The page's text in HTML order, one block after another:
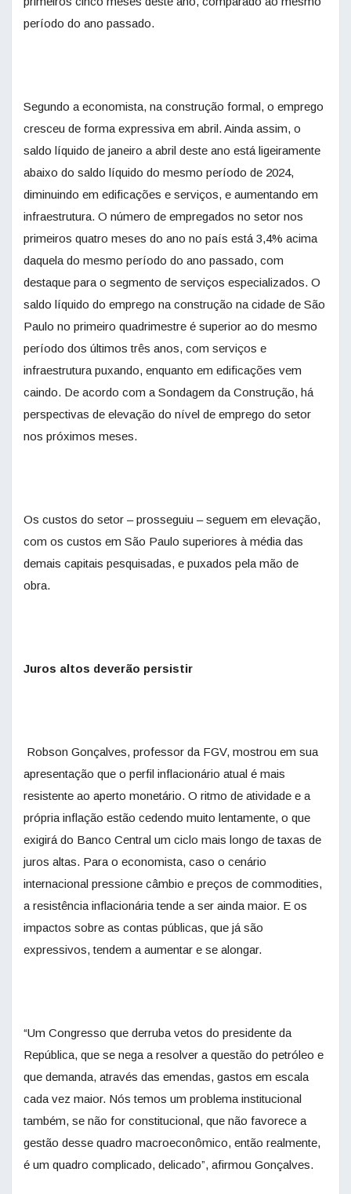
período do ano passado.
Segundo a economista, na construção formal, o emprego
cresceu de forma expressiva em abril. Ainda assim, o
saldo líquido de janeiro a abril deste ano está ligeiramente
abaixo do saldo líquido do mesmo período de 2024,
diminuindo em edificações e serviços, e aumentando em
infraestrutura. O número de empregados no setor nos
primeiros quatro meses do ano no país está 3,4% acima
daquela do mesmo período do ano passado, com
destaque para o segmento de serviços especializados. O
saldo líquido do emprego na construção na cidade de São
Paulo no primeiro quadrimestre é superior ao do mesmo
período dos últimos três anos, com serviços e
infraestrutura puxando, enquanto em edificações vem
caindo. De acordo com a Sondagem da Construção, há
perspectivas de elevação do nível de emprego do setor
nos próximos meses.
Os custos do setor – prosseguiu – seguem em elevação,
com os custos em São Paulo superiores à média das
demais capitais pesquisadas, e puxados pela mão de
obra.
Juros altos deverão persistir
Robson Gonçalves, professor da FGV, mostrou em sua
apresentação que o perfil inflacionário atual é mais
resistente ao aperto monetário. O ritmo de atividade e a
própria inflação estão cedendo muito lentamente, o que
exigirá do Banco Central um ciclo mais longo de taxas de
juros altas. Para o economista, caso o cenário
internacional pressione câmbio e preços de commodities,
a resistência inflacionária tende a ser ainda maior. E os
impactos sobre as contas públicas, que já são
expressivos, tendem a aumentar e se alongar.
“Um Congresso que derruba vetos do presidente da
República, que se nega a resolver a questão do petróleo e
que demanda, através das emendas, gastos em escala
cada vez maior. Nós temos um problema institucional
também, se não for constitucional, que não favorece a
gestão desse quadro macroeconômico, então realmente,
é um quadro complicado, delicado”, afirmou Gonçalves.